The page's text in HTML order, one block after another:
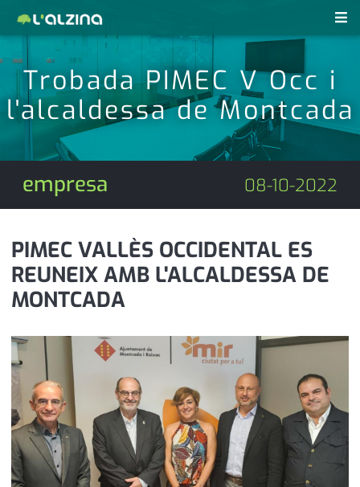
notícies
últimes notícies
agenda
empresa
esports
opinió
política
promo serveis
revistes pdf
anunciants
contacte
telèfons
Trobada PIMEC V Occ i
l'alcaldessa de Montcada
empresa 08-10-2022
PIMEC VALLÈS OCCIDENTAL ES
REUNEIX AMB L'ALCALDESSA DE
MONTCADA